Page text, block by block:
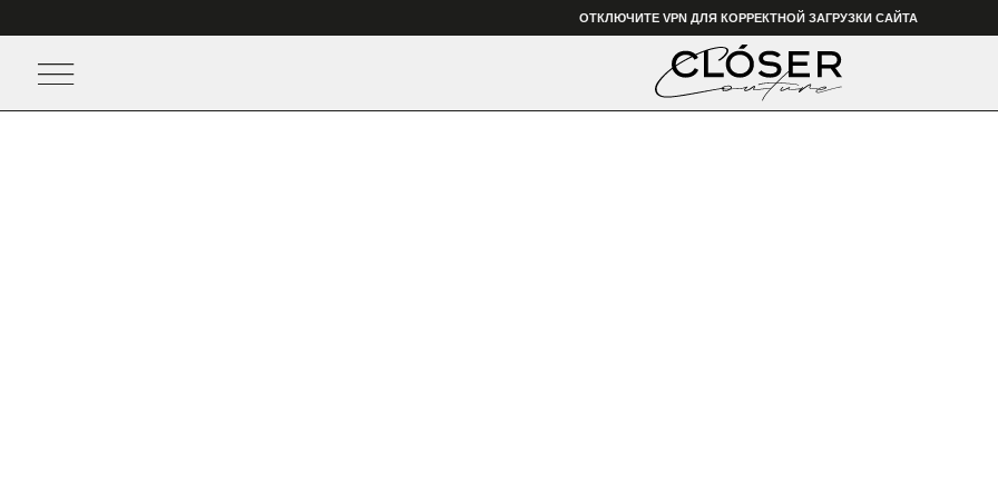
ОТКЛЮЧИТЕ VPN ДЛЯ КОРРЕКТНОЙ ЗАГРУЗКИ САЙТА